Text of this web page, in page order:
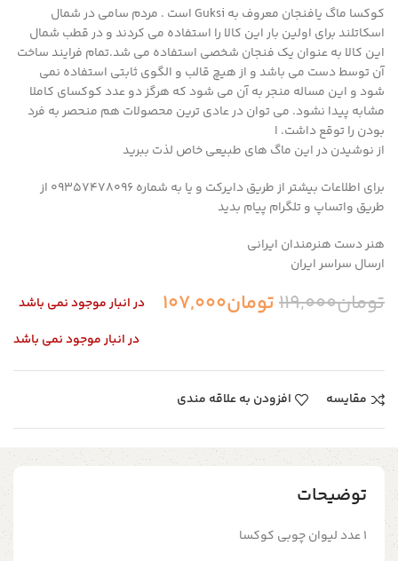
کوکسا ماگ یافنجان معروف به Guksi است . مردم سامی در شمال
اسکاتلند برای اولین بار این کالا را استفاده می کردند و در قطب شمال
این کالا به عنوان یک فنجان شخصی استفاده می شد.تمام فرایند ساخت
آن توسط دست می باشد و از هیچ قالب و الگوی ثابتی استفاده نمی
شود و این مساله منجر به آن می شود که هرگز دو عدد کوکسای کاملا
مشابه پیدا نشود. می توان در عادی ترین محصولات هم منحصر به فرد
بودن را توقع داشت. ا
از نوشیدن در این ماگ های طبیعی خاص لذت ببرید
برای اطلاعات بیشتر از طریق دایرکت و یا به شماره 09357478096 از
طریق واتساپ و تلگرام پیام بدید
هنر دست هنرمندان ایرانی
ارسال سراسر ایران
تومان119,000تومان107,000
در انبار موجود نمی باشد
در انبار موجود نمی باشد
مقایسه افزودن به علاقه مندی
توضیحات
۱ عدد لیوان چوبی کوکسا